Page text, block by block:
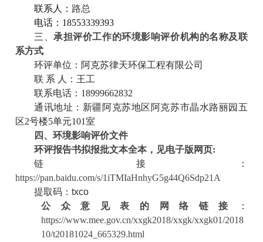
联系人： 路总
电话： 18553339393
三、承担评价工作的环境影响评价机构的名称及联
系方式
环评单位：阿克苏律天环保工程有限公司
联 系 人：王工
联系电话： 18999662832
通讯地址：新疆阿克苏地区阿克苏市晶水路丽园五
区2号楼5单元101室
四、环境影响评价文件
环评报告书拟报批文本全本，见电子版网页:
链接：
https://pan.baidu.com/s/1iTMIaHnhyG5g44Q6Sdp21A
提取码：txco
公众意见表的网络链接
：
https://www.mee.gov.cn/xxgk2018/xxgk/xxgk01/2018
10/t20181024_665329.html